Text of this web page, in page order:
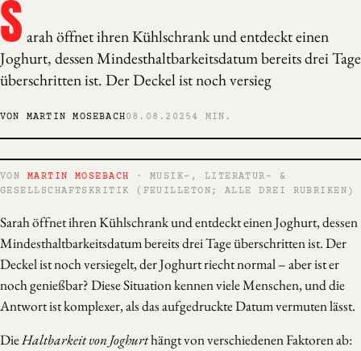
S arah öffnet ihren Kühlschrank und entdeckt einen
Joghurt, dessen Mindesthaltbarkeitsdatum bereits drei Tage
überschritten ist. Der Deckel ist noch versieg
VON MARTIN MOSEBACH08.08.2025 4 MIN.
VON MARTIN MOSEBACH
· MUSIK-, LITERATUR- &
GESELLSCHAFTSKRITIK (FEUILLETON; ALLE DREI RUBRIKEN)
Sarah öffnet ihren Kühlschrank und entdeckt einen Joghurt, dessen
Mindesthaltbarkeitsdatum bereits drei Tage überschritten ist. Der
Deckel ist noch versiegelt, der Joghurt riecht normal – aber ist er
noch genießbar? Diese Situation kennen viele Menschen, und die
Antwort ist komplexer, als das aufgedruckte Datum vermuten lässt.
DieHaltbarkeit von Joghurthängt von verschiedenen Faktoren ab: